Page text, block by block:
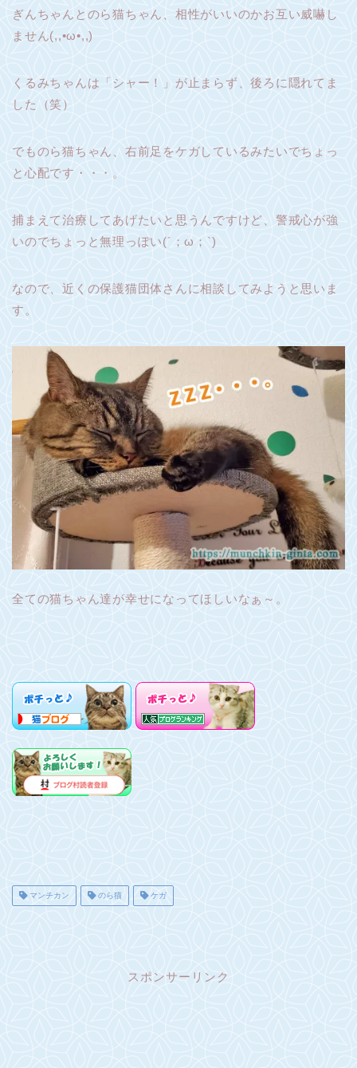
ぎんちゃんとのら猫ちゃん、相性がいいのかお互い威嚇し
ません(,,•ω•,,)
くるみちゃんは「シャー！」が止まらず、後ろに隠れてま
した（笑）
でものら猫ちゃん、右前足をケガしているみたいでちょっ
と心配です・・・。
捕まえて治療してあげたいと思うんですけど、警戒心が強
いのでちょっと無理っぽい(´；ω；`)
なので、近くの保護猫団体さんに相談してみようと思いま
す。
全ての猫ちゃん達が幸せになってほしいなぁ～。
マンチカン のら猫 ケガ
スポンサーリンク